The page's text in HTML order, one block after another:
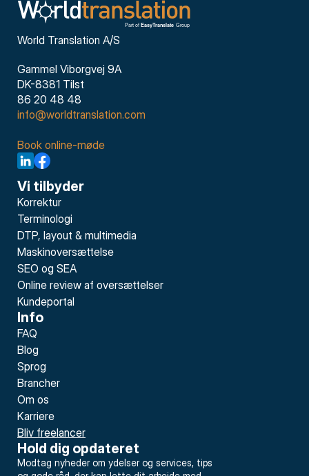
World Translation A/S
Gammel Viborgvej 9A
DK-8381 Tilst
86 20 48 48
info@worldtranslation.com
Book online-møde
Vi tilbyder
Korrektur
Terminologi
DTP, layout & multimedia
Maskinoversættelse
SEO og SEA
Online review af oversættelser
Kundeportal
Info
FAQ
Blog
Sprog
Brancher
Om os
Karriere
Bliv freelancer
Hold dig opdateret
Modtag nyheder om ydelser og services, tips